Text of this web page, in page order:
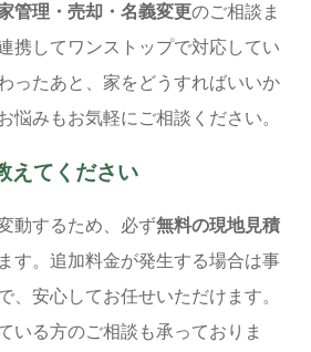
管理・売却・名義変更のご相談ま
携してワンストップで対応してい
ったあと、家をどうすればいいか
悩みもお気軽にご相談ください。
えてください
動するため、必ず無料の現地見積
す。追加料金が発生する場合は事
、安心してお任せいただけます。
いる方のご相談も承っておりま